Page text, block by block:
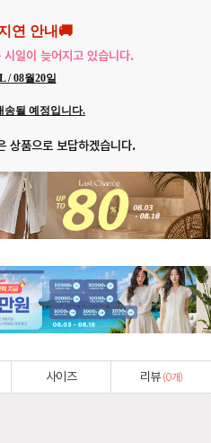
연 안내🚚
일이 늦어지고 있습니다.
/ 08월20일
송될 예정입니다.
상품으로 보답하겠습니다.
사이즈 리뷰 (0개)